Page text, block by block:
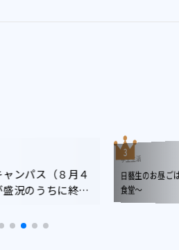
昼ごはん ～学生
音楽学科
幾田りらさん
楽学科情報音
しました!!